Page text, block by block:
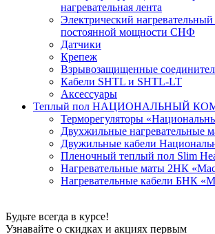
нагревательная лента
Электрический нагревательный
постоянной мощности СНФ
Датчики
Крепеж
Взрывозащищенные
Кабели SHTL и SHTL-LT
Аксессуары
Теплый пол НАЦИОНАЛЬНЫЙ
Терморегуляторы
Двухжильные нагревательные
Двужильные кабели
Пленочный теплый пол Slim
Нагревательные маты 2НК
Нагревательные кабели БНК
Будьте всегда в курсе!
Узнавайте о скидках и акциях первым